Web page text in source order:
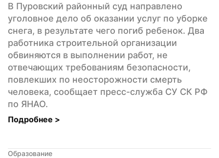
В Пуровский районный суд направлено
уголовное дело об оказании услуг по уборке
снега, в результате чего погиб ребенок. Два
работника строительной организации
обвиняются в выполнении работ, не
отвечающих требованиям безопасности,
повлекших по неосторожности смерть
человека, сообщает пресс-служба СУ СК РФ
по ЯНАО.
Подробнее >
Образование